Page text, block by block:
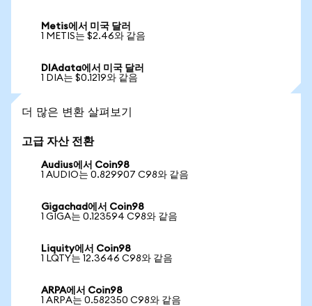
Metis에서 미국 달러
1 METIS는 $2.46와 같음
DIAdata에서 미국 달러
1 DIA는 $0.1219와 같음
더 많은 변환 살펴보기
고급 자산 전환
Audius에서 Coin98
1 AUDIO는 0.829907 C98와 같음
Gigachad에서 Coin98
1 GIGA는 0.123594 C98와 같음
Liquity에서 Coin98
1 LQTY는 12.3646 C98와 같음
ARPA에서 Coin98
1 ARPA는 0.582350 C98와 같음